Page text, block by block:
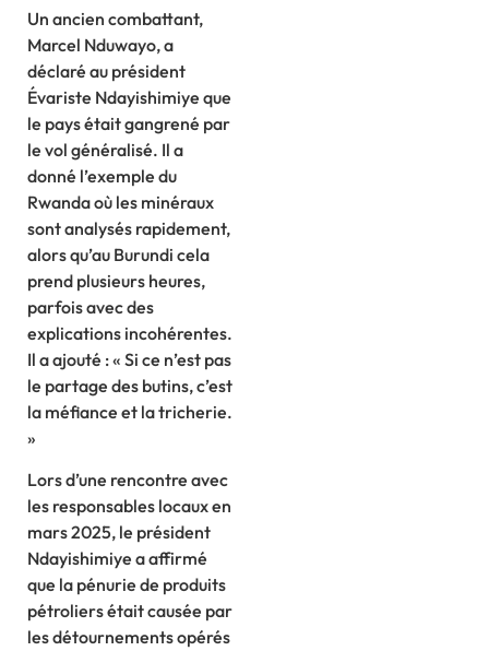
Un ancien combattant,
Marcel Nduwayo, a
déclaré au président
Évariste Ndayishimiye que
le pays était gangrené par
le vol généralisé. Il a
donné l’exemple du
Rwanda où les minéraux
sont analysés rapidement,
alors qu’au Burundi cela
prend plusieurs heures,
parfois avec des
explications incohérentes.
Il a ajouté : « Si ce n’est pas
le partage des butins, c’est
la méfiance et la tricherie.
»
Lors d’une rencontre avec
les responsables locaux en
mars 2025, le président
Ndayishimiye a affirmé
que la pénurie de produits
pétroliers était causée par
les détournements opérés